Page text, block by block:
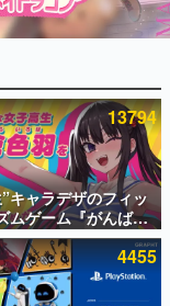
13794
キャラデザのフィッ
ムゲーム『がんば
ズム』Steamストア
開。キャラクターの
ゅかさん
4455